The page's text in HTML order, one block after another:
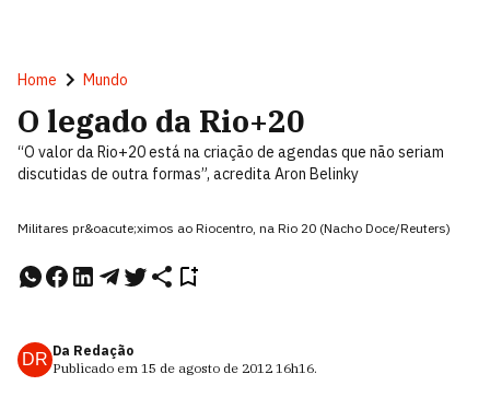
Home Mundo
O legado da Rio+20
“O valor da Rio+20 está na criação de agendas que não seriam
discutidas de outra formas”, acredita Aron Belinky
Militares pr&oacute;ximos ao Riocentro, na Rio 20 (Nacho Doce/Reuters)
DR Da Redação
Publicado em 15 de agosto de 2012 16h16.